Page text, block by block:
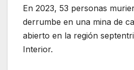
En 2023, 53 personas
derrumbe en una mina de
abierto en la región
Interior.